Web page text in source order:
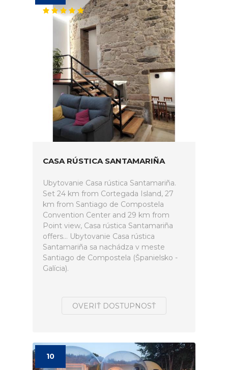
CASA RÚSTICA SANTAMARIÑA
Ubytovanie Casa rústica Santamariña.
Set 24 km from Cortegada Island, 27
km from Santiago de Compostela
Convention Center and 29 km from
Point view, Casa rústica Santamariña
offers... Ubytovanie Casa rústica
Santamariña sa nachádza v meste
Santiago de Compostela (Španielsko -
Galícia).
OVERIŤ DOSTUPNOSŤ
10